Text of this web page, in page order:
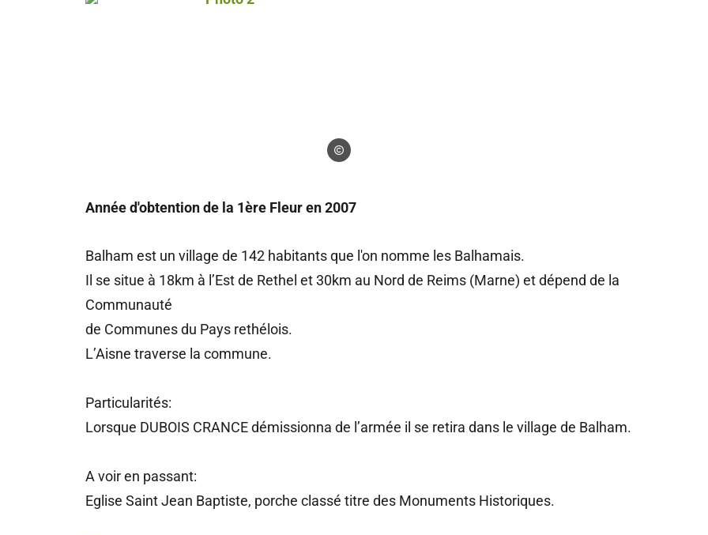
Droits gérés
Année d'obtention de la 1ère Fleur en 2007
Balham est un village de 142 habitants que l'on nomme les Balhamais.
Il se situe à 18km à l’Est de Rethel et 30km au Nord de Reims (Marne) et dépend de la
Communauté
de Communes du Pays rethélois.
L’Aisne traverse la commune.
Particularités:
Lorsque DUBOIS CRANCE démissionna de l’armée il se retira dans le village de Balham.
A voir en passant:
Eglise Saint Jean Baptiste, porche classé titre des Monuments Historiques.